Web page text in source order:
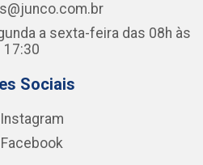
a sexta-feira das 08h às
17:30
Sociais
Instagram
Facebook